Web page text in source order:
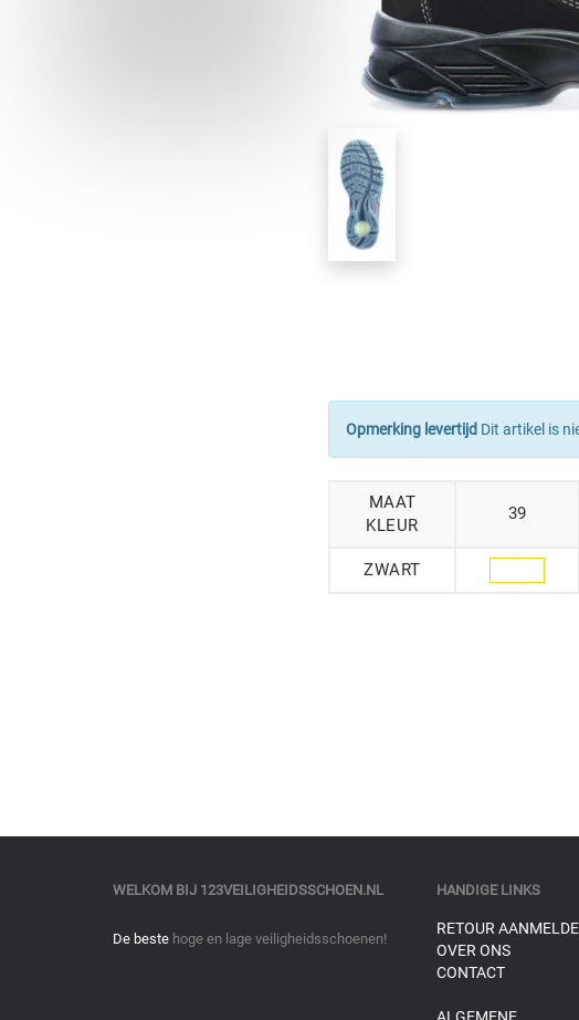
Opmerking levertijd Dit artikel is
MAAT
KLEUR
39
ZWART
WELKOM BIJ 123VEILIGHEIDSSCHOEN.NL
De beste hoge en lage veiligheidsschoenen!
HANDIGE LINKS
RETOUR
OVER ONS
CONTACT